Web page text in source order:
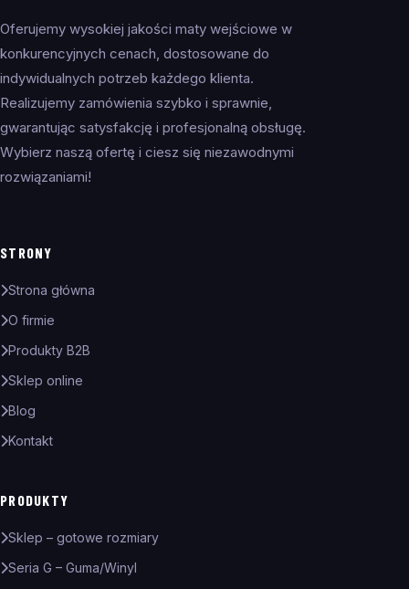
Oferujemy wysokiej jakości maty wejściowe w
konkurencyjnych cenach, dostosowane do
indywidualnych potrzeb każdego klienta.
Realizujemy zamówienia szybko i sprawnie,
gwarantując satysfakcję i profesjonalną obsługę.
Wybierz naszą ofertę i ciesz się niezawodnymi
rozwiązaniami!
STRONY
Strona główna
O firmie
Produkty B2B
Sklep online
Blog
Kontakt
PRODUKTY
Sklep – gotowe rozmiary
Seria G – Guma/Winyl